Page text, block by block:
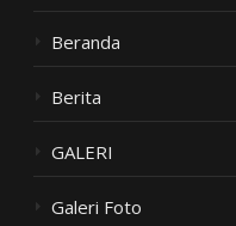
Beranda
Berita
GALERI
Galeri Foto